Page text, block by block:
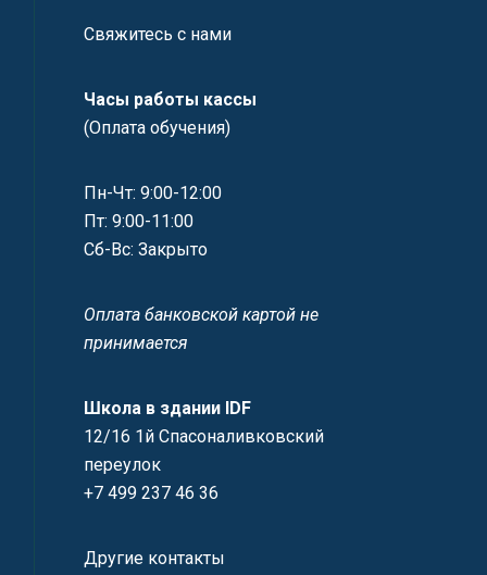
Свяжитесь с нами
Часы работы кассы
(Оплата обучения)
Пн-Чт: 9:00-12:00
Пт: 9:00-11:00
Сб-Вс: Закрыто
Оплата банковской картой не
принимается
Школа в здании IDF
12/16 1й Спасоналивковский
переулок
+7 499 237 46 36
Другие контакты